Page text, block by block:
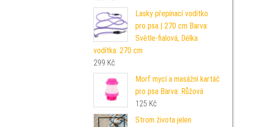
Lasky přepínací vodítko
pro psa | 270 cm Barva:
Světle-fialová, Délka
vodítka: 270 cm
299 Kč
Morf mycí a masážní kartáč
pro psa Barva: Růžová
125 Kč
Strom života jelen